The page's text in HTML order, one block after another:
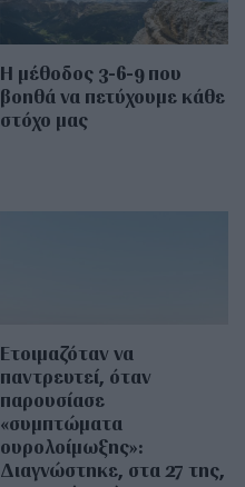
Η μέθοδος 3-6-9 που
βοηθά να πετύχουμε κάθε
στόχο μας
Ετοιμαζόταν να
παντρευτεί, όταν
παρουσίασε
«συμπτώματα
ουρολοίμωξης»:
Διαγνώστηκε, στα 27 της,